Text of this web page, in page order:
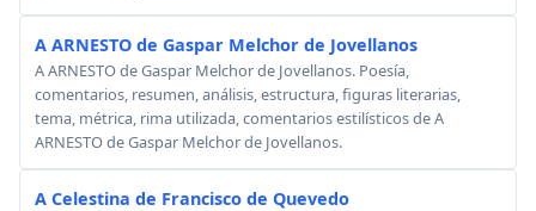
A ARNESTO de Gaspar Melchor de Jovellanos
A ARNESTO de Gaspar Melchor de Jovellanos. Poesía,
comentarios, resumen, análisis, estructura, figuras literarias,
tema, métrica, rima utilizada, comentarios estilísticos de A
ARNESTO de Gaspar Melchor de Jovellanos.
A Celestina de Francisco de Quevedo